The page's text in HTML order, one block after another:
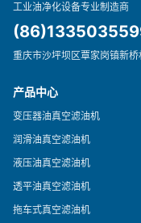
工业油净化设备专业制造商
重庆市沙坪坝区覃家岗镇新
产品中心
变压器油真空滤油机
润滑油真空滤油机
液压油真空滤油机
透平油真空滤油机
拖车式真空滤油机